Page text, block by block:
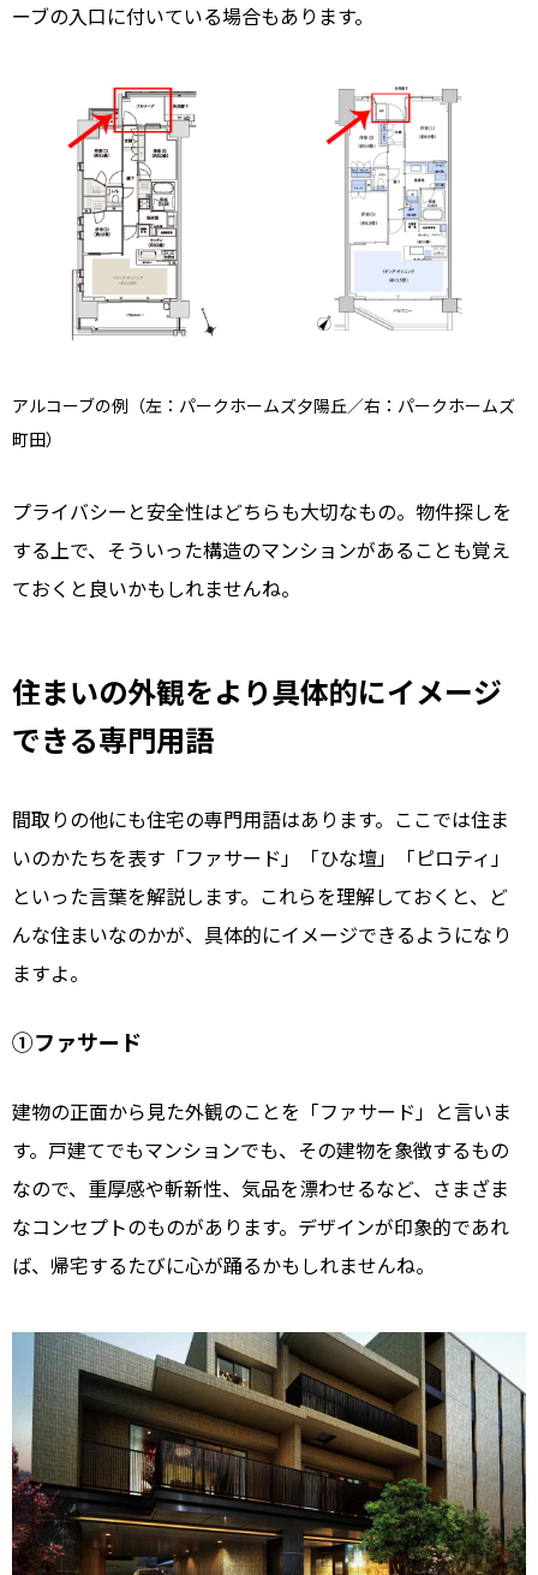
ーブの入口に付いている場合もあります。
アルコーブの例（左：パークホームズ夕陽丘／右：パークホームズ
町田）
プライバシーと安全性はどちらも大切なもの。物件探しを
する上で、そういった構造のマンションがあることも覚え
ておくと良いかもしれませんね。
住まいの外観をより具体的にイメージ
できる専門用語
間取りの他にも住宅の専門用語はあります。ここでは住ま
いのかたちを表す「ファサード」「ひな壇」「ピロティ」
といった言葉を解説します。これらを理解しておくと、ど
んな住まいなのかが、具体的にイメージできるようになり
ますよ。
①ファサード
建物の正面から見た外観のことを「ファサード」と言いま
す。戸建てでもマンションでも、その建物を象徴するもの
なので、重厚感や斬新性、気品を漂わせるなど、さまざま
なコンセプトのものがあります。デザインが印象的であれ
ば、帰宅するたびに心が踊るかもしれませんね。